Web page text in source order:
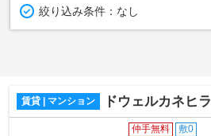
絞り込み条件： なし
賃貸 | マンション ドウェルカネヒラ
仲手無料 敷0